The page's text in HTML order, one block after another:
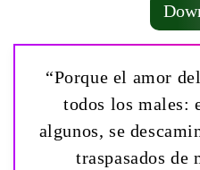
“Porque el amor
todos los males:
algunos, se
traspasados de